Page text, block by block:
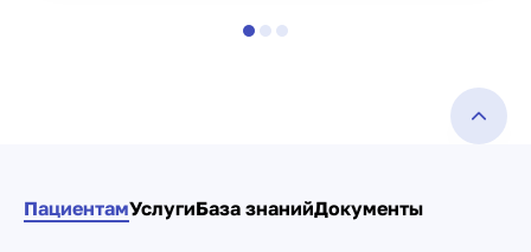
ПациентамУслугиБаза знанийДокументы